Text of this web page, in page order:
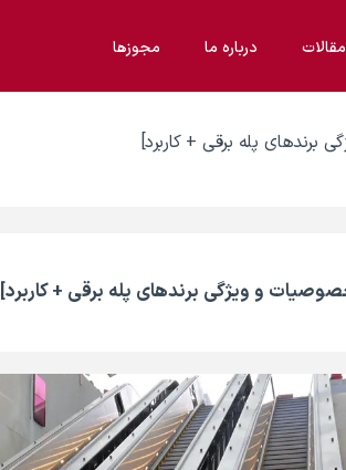
مقالات درباره ما مجوزها
برندهای پله برقی + کاربرد]
و ویژگی برندهای پله برقی + کاربرد]